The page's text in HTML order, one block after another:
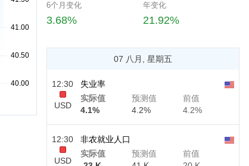
6个月变化
3.68%
年变化
21.92%
07 八月, 星期五
12:30
USD
失业率
实际值
4.1%
预测值
4.2%
前值
4.2%
12:30
USD
非农就业人口
实际值
预测值
前值